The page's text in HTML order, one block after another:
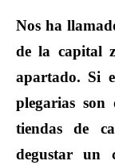
Nos ha
de la capital
apartado. Si
plegarias son
tiendas de
degustar un